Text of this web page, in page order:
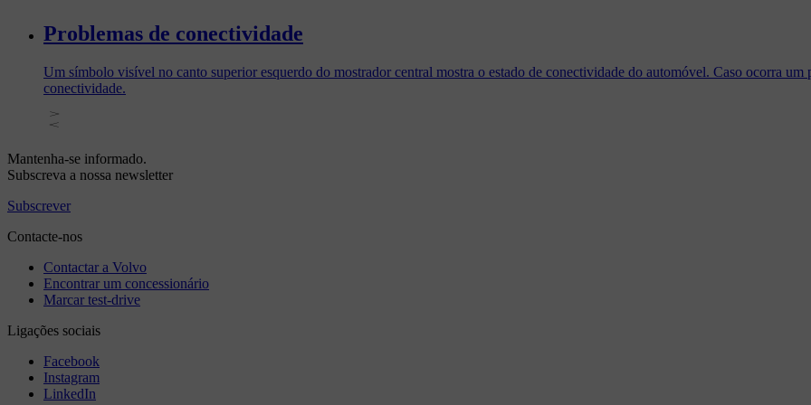
Problemas de conectividade
Um símbolo visível no canto superior esquerdo do mostrador central mostra o estado de conectividade do automóvel. Caso ocorra um
conectividade.